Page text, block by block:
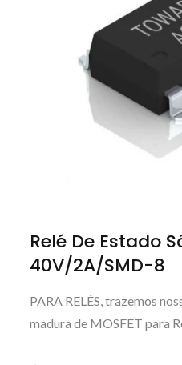
Relé De Estado
40V/2A/SMD-8
PARA RELÉS, trazemos
madura de MOSFET para